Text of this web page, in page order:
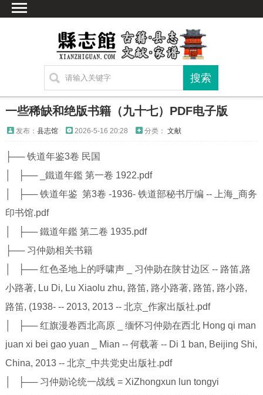
方志
新编方志
联系方式
网站声明
一些稀缺和绝版书籍（九十七）PDF电子版
发布： 县志馆 2026-5-16 20:28 分类： 文献
├── 铁道年鉴3卷 民国
│ ├── _鐵道年鑑 第一卷 1922.pdf
│ ├── 铁道年鉴 第3卷 -1936- 铁道部秘书厅编 -- 上海_商务
印书馆.pdf
│ ├── 鐵道年鑑 第二卷 1935.pdf
├── 习仲勋相关书籍
│ ├── 红色圣地上的呼啸声 _ 习仲勋在陕甘边区 -- 路笛,路
小路著, Lu Di, Lu Xiaolu zhu, 路笛, 路小路著, 路笛, 路小路,
路笛, (1938- -- 2013, 2013 -- 北京_作家出版社.pdf
│ ├── 红旗漫卷西北高原 _ 缅怀习仲勋在西北 Hong qi man
juan xi bei gao yuan _ Mian -- 何载著 -- Di 1 ban, Beijing Shi,
China, 2013 -- 北京_中共党史出版社.pdf
│ ├── 习仲勋论统一战线 = XiZhongxun lun tongyi